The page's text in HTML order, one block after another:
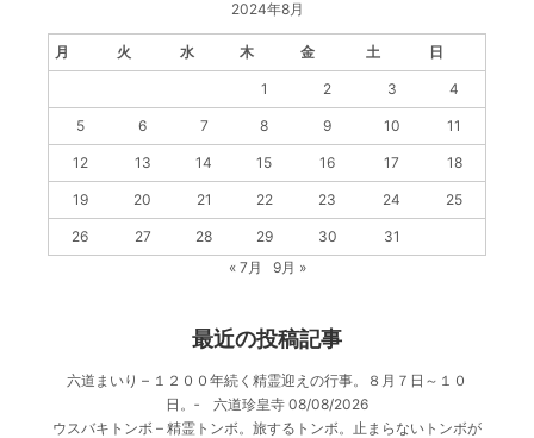
2024年8月
月 火 水 木 金 土 日
1 2 3 4
5 6 7 8 9 10 11
12 13 14 15 16 17 18
19 20 21 22 23 24 25
26 27 28 29 30
31
« 7月
9月 »
最近の投稿記事
六道まいり – １２００年続く精霊迎えの行事。８月７日～１０
日。‐ 六道珍皇寺 08/08/2026
ウスバキトンボ – 精霊トンボ。旅するトンボ。止まらないトンボが